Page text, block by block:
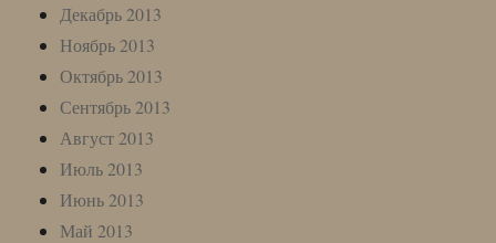
Декабрь 2013
Ноябрь 2013
Октябрь 2013
Сентябрь 2013
Август 2013
Июль 2013
Июнь 2013
Май 2013